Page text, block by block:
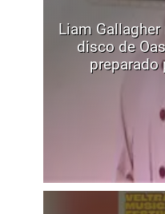
Liam
disco de
preparado